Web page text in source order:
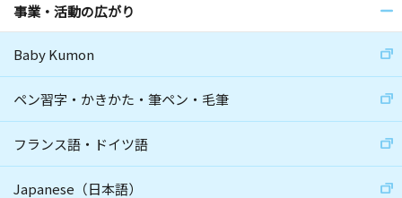
事業・活動の広がり
Baby Kumon
ペン習字・かきかた・筆ペン・毛筆
フランス語・ドイツ語
Japanese（日本語）